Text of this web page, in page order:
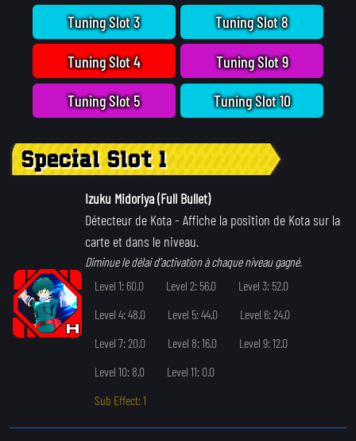
Tuning Slot 3
Tuning Slot 4
Tuning Slot 5
Tuning Slot 8
Tuning Slot 9
Tuning Slot 10
Special Slot 1
Izuku Midoriya (Full Bullet)
Détecteur de Kota- Affiche la position de Kota sur la
carte et dans le niveau.
Diminue le délai d'activation à chaque niveau gagné.
Level 1: 60.0
Level 2: 56.0
Level 3: 52.0
Level 4: 48.0
Level 5: 44.0
Level 6: 24.0
Level 7: 20.0
Level 8: 16.0
Level 9: 12.0
Level 10: 8.0
Level 11: 0.0
Sub Effect: 1